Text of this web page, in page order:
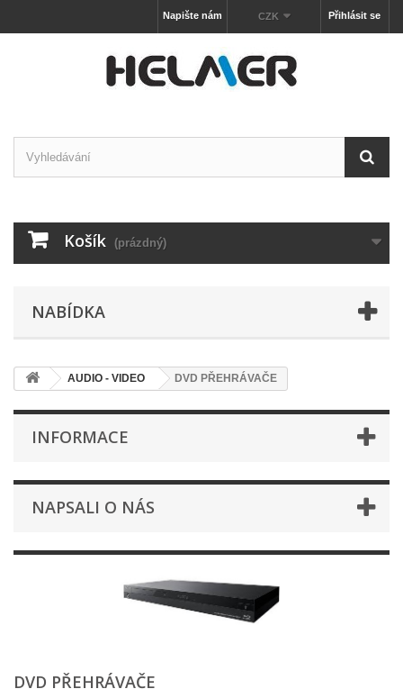
Přihlásit se
CZK
Napište nám
Košík (prázdný)
NABÍDKA
AUDIO - VIDEO DVD PŘEHRÁVAČE
INFORMACE
NAPSALI O NÁS
DVD PŘEHRÁVAČE